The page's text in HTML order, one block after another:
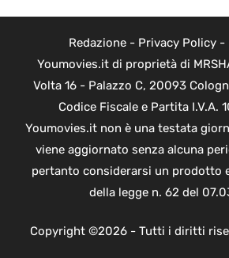
Redazione- Privacy Policy-
Youmovies.it di proprietà di
Volta 16 - Palazzo C, 20093
Codice Fiscale e Partita I.V.A.
Youmovies.it non è una testata
viene aggiornato senza alcuna
pertanto considerarsi un prodotto
della legge n. 62 del
Copyright ©2026 - Tutti i diritti